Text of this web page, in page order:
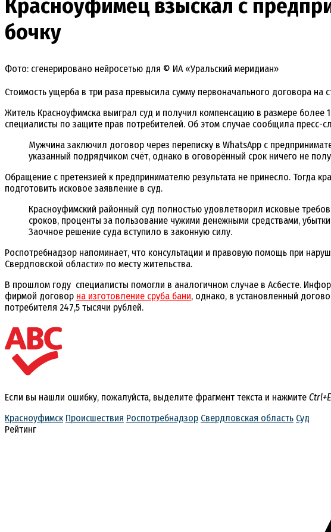
Красноуфимец взыскал с
бочку
Фото: сгенерировано нейросетью для © ИА «Уральский меридиан»
Стоимость ущерба в три раза превысила сумму первоначального договора на
Житель Красноуфимска выиграл суд и получил компенсацию в размере более
специалисты по защите прав потребителей. Об этом случае сообщила пресс-
Мужчина заключил договор через переписку в WhatsApp с
указанный подрядчиком счёт, однако в оговорённый срок ничего не
Обращение с претензией к предпринимателю результата не принесло. Тогда
подготовить исковое заявление в суд.
Красноуфимский районный суд полностью удовлетворил исковые
сроков, проценты за пользование чужими денежными средствами,
Заочное решение суда вступило в законную силу.
Роспотребнадзор напоминает, что консультации и правовую помощь при
Свердловской области» по месту жительства.
В прошлом году специалисты помогли в аналогичном случае в Асбесте.
фирмой договор на изготовление сруба бани, однако, в установленный
потребителя 247,5 тысячи рублей.
Если вы нашли ошибку, пожалуйста, выделите фрагмент текста и нажмите
Красноуфимск Происшествия Роспотребнадзор Свердловская область Суд
Рейтинг